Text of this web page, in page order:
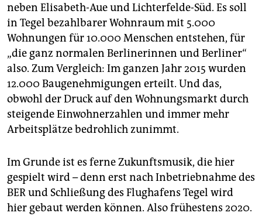
neben Elisabeth-Aue und Lichterfelde-Süd. Es soll
in Tegel bezahlbarer Wohnraum mit 5.000
Wohnungen für 10.000 Menschen entstehen, für
„die ganz normalen Berlinerinnen und Berliner“
also. Zum Vergleich: Im ganzen Jahr 2015 wurden
12.000 Baugenehmigungen erteilt. Und das,
obwohl der Druck auf den Wohnungsmarkt durch
steigende Einwohnerzahlen und immer mehr
Arbeitsplätze bedrohlich zunimmt.
Im Grunde ist es ferne Zukunftsmusik, die hier
gespielt wird – denn erst nach Inbetriebnahme des
BER und Schließung des Flughafens Tegel wird
hier gebaut werden können. Also frühestens 2020.